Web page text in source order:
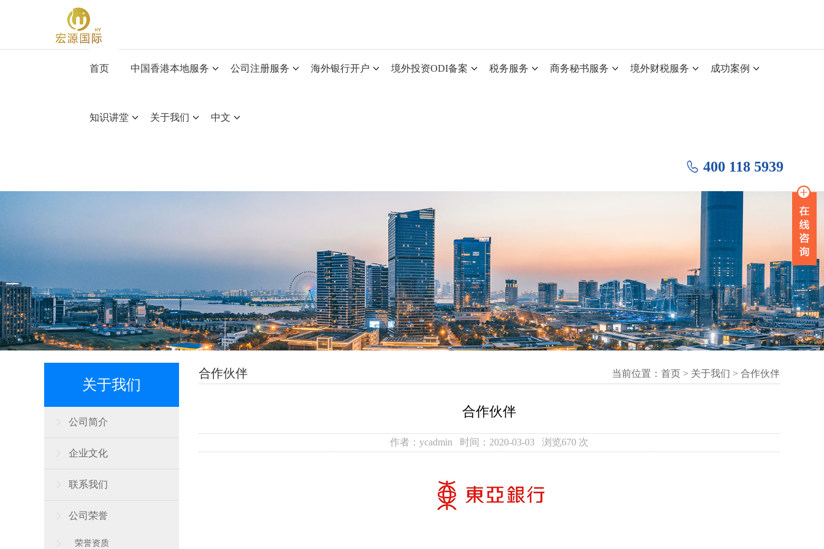
首页 中国香港本地服务 公司注册服务 海外银行开户 境外投资ODI备案 税务服务 商务秘书服务 境外财税服务 成功案例
知识讲堂 关于我们 中文
400 118 5939
关于我们
公司简介
企业文化
联系我们
公司荣誉
荣誉资质
合作伙伴 当前位置： 首页 > 关于我们 > 合作伙伴
合作伙伴
作者：ycadmin 时间：2020-03-03 浏览670 次